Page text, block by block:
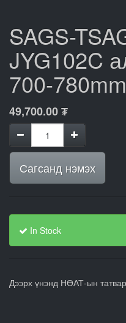
SAGS-
JYG102C
700-780mm
49,700.00₮
Сагсанд нэмэх
In Stock
Дээрх үнэнд НӨАТ-ын татвар